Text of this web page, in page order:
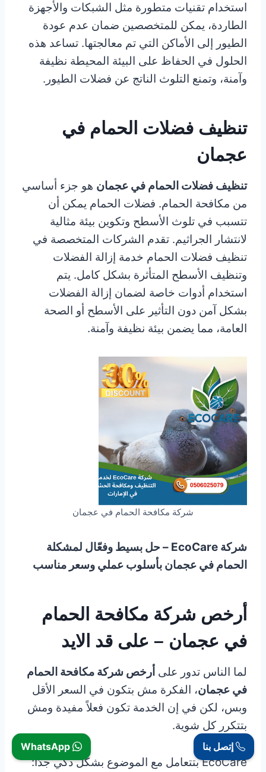
استخدام تقنيات متطورة مثل الشبكات والأجهزة
الطاردة، يمكن للمتخصصين ضمان عدم عودة
الطيور إلى الأماكن التي تم معالجتها. تساعد هذه
الحلول في الحفاظ على البيئة المحيطة نظيفة
وآمنة، وتمنع التلوث الناتج عن فضلات الطيور.
تنظيف فضلات الحمام في
عجمان
تنظيف فضلات الحمام في عجمان هو جزء أساسي
من مكافحة الحمام. فضلات الحمام يمكن أن
تتسبب في تلوث الأسطح وتكوين بيئة مثالية
لانتشار الجراثيم. تقدم الشركات المتخصصة في
تنظيف فضلات الحمام خدمة إزالة الفضلات
وتنظيف الأسطح المتأثرة بشكل كامل. يتم
استخدام أدوات خاصة لضمان إزالة الفضلات
بشكل آمن دون التأثير على الأسطح أو الصحة
العامة، مما يضمن بيئة نظيفة وآمنة.
شركة مكافحة الحمام في عجمان
شركة EcoCare – حل بسيط وفعّال لمشكلة
الحمام في عجمان بأسلوب عملي وسعر مناسب
أرخص شركة مكافحة الحمام
في عجمان – على قد الايد
لما الناس تدور على أرخص شركة مكافحة الحمام
في عجمان، الفكرة مش بتكون في السعر الأقل
وبس، لكن في إن الخدمة تكون فعلاً مفيدة ومش
بتتكرر كل شوية.
EcoCare بتتعامل مع الموضوع بشكل ذكي جدًا:
إتصل بنا